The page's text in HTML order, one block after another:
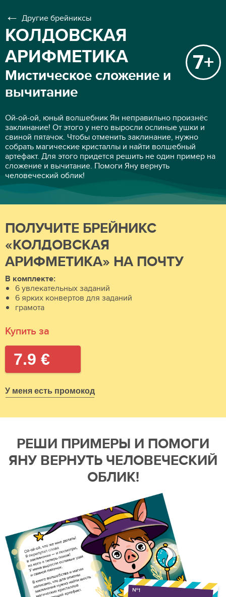
Другие брейниксы
КОЛДОВСКАЯ
АРИФМЕТИКА
Мистическое сложение и
вычитание
7+
Ой-ой-ой, юный волшебник Ян неправильно произнёс
заклинание! От этого у него выросли ослиные ушки и
свиной пятачок. Чтобы отменить заклинание, нужно
собрать магические кристаллы и найти волшебный
артефакт. Для этого придется решить не один пример на
сложение и вычитание. Помоги Яну вернуть
человеческий облик!
ПОЛУЧИТЕ БРЕЙНИКС
«КОЛДОВСКАЯ
АРИФМЕТИКА» НА ПОЧТУ
В комплекте:
6 увлекательных заданий
6 ярких конвертов для заданий
грамота
Купить за
7.9 €
У меня есть промокод
РЕШИ ПРИМЕРЫ И ПОМОГИ
ЯНУ ВЕРНУТЬ ЧЕЛОВЕЧЕСКИЙ
ОБЛИК!